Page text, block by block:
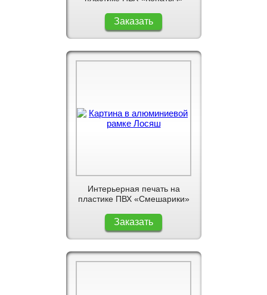
Заказать
Интерьерная печать на
пластике ПВХ «Смешарики»
Заказать